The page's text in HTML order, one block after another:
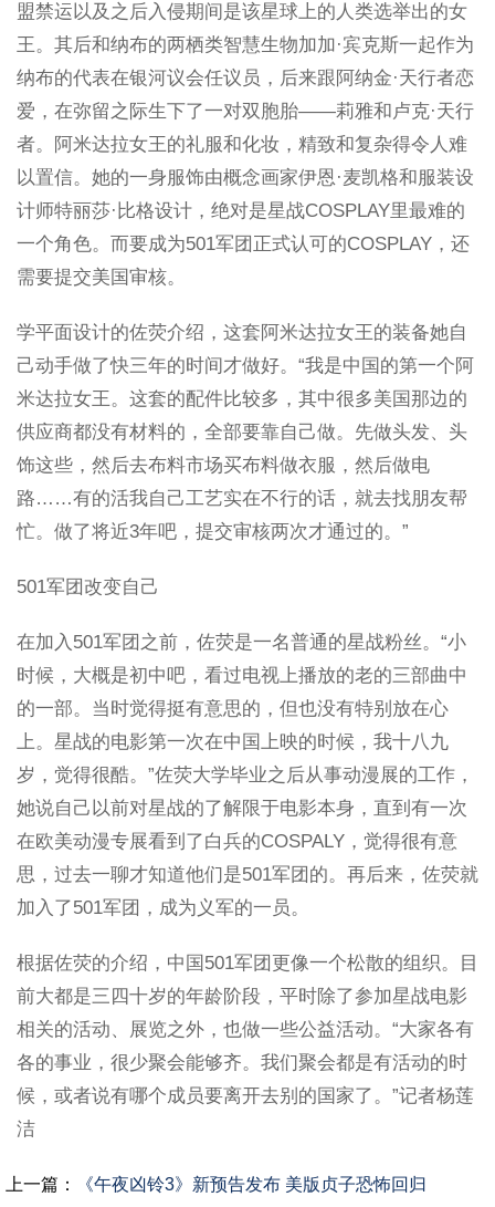
盟禁运以及之后入侵期间是该星球上的人类选举出的女
王。其后和纳布的两栖类智慧生物加加·宾克斯一起作为
纳布的代表在银河议会任议员，后来跟阿纳金·天行者恋
爱，在弥留之际生下了一对双胞胎——莉雅和卢克·天行
者。阿米达拉女王的礼服和化妆，精致和复杂得令人难
以置信。她的一身服饰由概念画家伊恩·麦凯格和服装设
计师特丽莎·比格设计，绝对是星战COSPLAY里最难的
一个角色。而要成为501军团正式认可的COSPLAY，还
需要提交美国审核。
学平面设计的佐荧介绍，这套阿米达拉女王的装备她自
己动手做了快三年的时间才做好。“我是中国的第一个阿
米达拉女王。这套的配件比较多，其中很多美国那边的
供应商都没有材料的，全部要靠自己做。先做头发、头
饰这些，然后去布料市场买布料做衣服，然后做电
路……有的活我自己工艺实在不行的话，就去找朋友帮
忙。做了将近3年吧，提交审核两次才通过的。”
501军团改变自己
在加入501军团之前，佐荧是一名普通的星战粉丝。“小
时候，大概是初中吧，看过电视上播放的老的三部曲中
的一部。当时觉得挺有意思的，但也没有特别放在心
上。星战的电影第一次在中国上映的时候，我十八九
岁，觉得很酷。”佐荧大学毕业之后从事动漫展的工作，
她说自己以前对星战的了解限于电影本身，直到有一次
在欧美动漫专展看到了白兵的COSPALY，觉得很有意
思，过去一聊才知道他们是501军团的。再后来，佐荧就
加入了501军团，成为义军的一员。
根据佐荧的介绍，中国501军团更像一个松散的组织。目
前大都是三四十岁的年龄阶段，平时除了参加星战电影
相关的活动、展览之外，也做一些公益活动。“大家各有
各的事业，很少聚会能够齐。我们聚会都是有活动的时
候，或者说有哪个成员要离开去别的国家了。”记者杨莲
洁
上一篇：
《午夜凶铃3》新预告发布 美版贞子恐怖回归